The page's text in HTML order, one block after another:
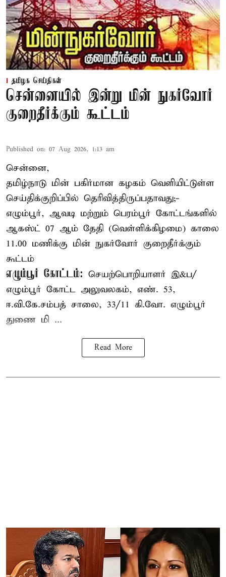
தமிழக செய்திகள்
சென்னையில் இன்று மின் நுகர்வோர்
குறைதீர்க்கும் கூட்டம்
Published on: 07 Aug 2026, 1:13 am
சென்னை,
தமிழ்நாடு மின் பகிர்மான கழகம் வெளியிட்டுள்ள
செய்திக்குறிப்பில் தெரிவித்திருப்பதாவது;-
எழும்பூர், ஆவடி மற்றும் பெரம்பூர் கோட்டங்களில்
ஆகஸ்ட் 07 ஆம் தேதி (வெள்ளிக்கிழமை) காலை
11.00 மணிக்கு மின் நுகர்வோர் குறைதீர்க்கும்
கூட்டம்
எழும்பூர் கோட்டம்: செயற்பொறியாளர் இ&ப/
எழும்பூர் கோட்ட அலுவலகம், எண். 53,
ஈ.வி.கே.சம்பத் சாலை, 33/11 கி.வோ. எழும்பூர்
துணை மி ...
Read More